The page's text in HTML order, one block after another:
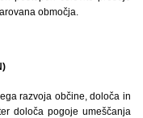
območja.
razvoja občine, določa in
določa pogoje umeščanja